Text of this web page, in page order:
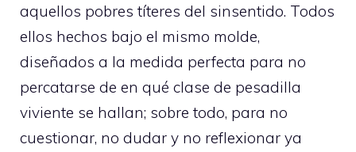
aquellos pobres títeres del sinsentido. Todos
ellos hechos bajo el mismo molde,
diseñados a la medida perfecta para no
percatarse de en qué clase de pesadilla
viviente se hallan; sobre todo, para no
cuestionar, no dudar y no reflexionar ya